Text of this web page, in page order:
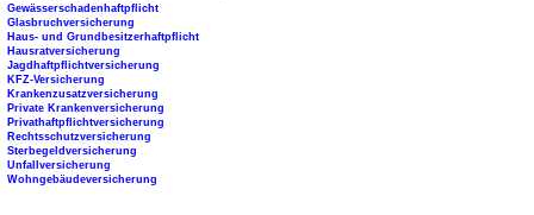
Gewässerschadenhaftpflicht
Glasbruchversicherung
Haus- und Grundbesitzerhaftpflicht
Hausratversicherung
Jagdhaftpflichtversicherung
KFZ-Versicherung
Krankenzusatzversicherung
Private Krankenversicherung
Privathaftpflichtversicherung
Rechtsschutzversicherung
Sterbegeldversicherung
Unfallversicherung
Wohngebäudeversicherung